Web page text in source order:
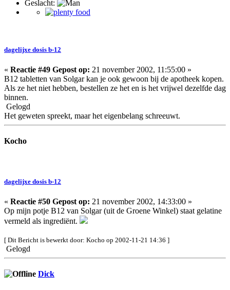
Geslacht:
dagelijxe dosis b-12
« Reactie #49 Gepost op: 21 november 2002, 11:55:00 »
B12 tabletten van Solgar kan je ook gewoon bij de apotheek kopen.
Als ze het niet hebben, bestellen ze het en is het vrijwel dezelfde dag
binnen.
Gelogd
Het geweten spreekt, maar het eigenbelang schreeuwt.
Kocho
dagelijxe dosis b-12
« Reactie #50 Gepost op: 21 november 2002, 14:33:00 »
Op mijn potje B12 van Solgar (uit de Groene Winkel) staat gelatine
vermeld als ingrediënt.
[ Dit Bericht is bewerkt door: Kocho op 2002-11-21 14:36 ]
Gelogd
Dick